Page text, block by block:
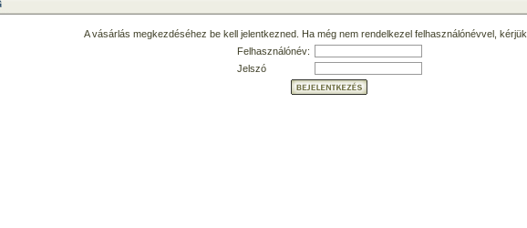
A vásárlás megkezdéséhez be kell jelentkezned. Ha még nem rendelkezel felhasználónévvel, kérjük
Felhasználónév:
Jelszó